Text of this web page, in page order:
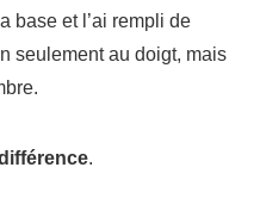
base et l’ai rempli de
seulement au doigt, mais
.